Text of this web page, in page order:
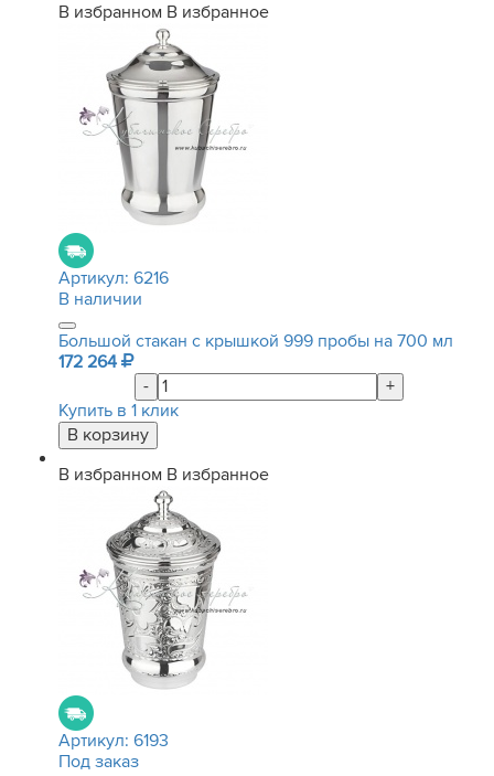
В избранном В избранное
Артикул: 6216
В наличии
Большой стакан с крышкой 999 пробы на 700 мл
172 264
-
+
Купить в 1 клик
В избранном В избранное
Артикул: 6193
Под заказ